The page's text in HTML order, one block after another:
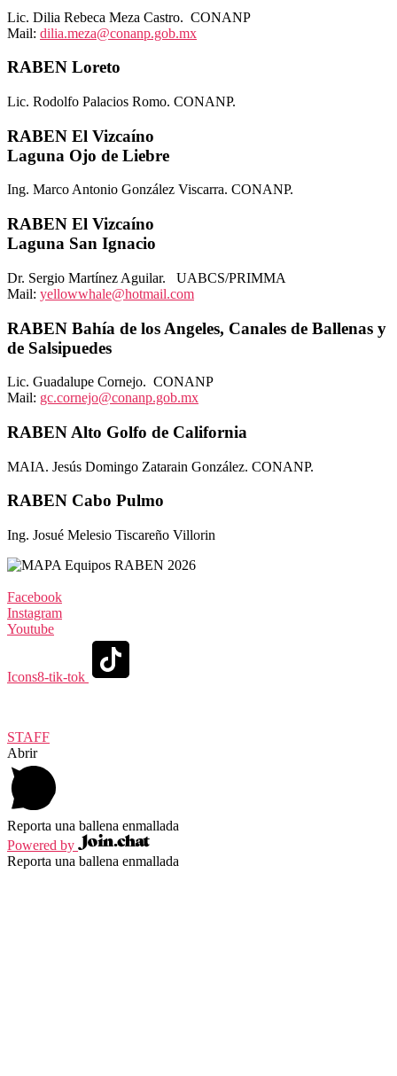
Lic. Dilia Rebeca Meza Castro. CONANP
Mail: dilia.meza@conanp.gob.mx
RABEN Loreto
Lic. Rodolfo Palacios Romo. CONANP.
RABEN El Vizcaíno
Laguna Ojo de Liebre
Ing. Marco Antonio González Viscarra. CONANP.
RABEN El Vizcaíno
Laguna San Ignacio
Dr. Sergio Martínez Aguilar. UABCS/PRIMMA
Mail: yellowwhale@hotmail.com
RABEN Bahía de los Angeles, Canales de Ballenas y
de Salsipuedes
Lic. Guadalupe Cornejo. CONANP
Mail: gc.cornejo@conanp.gob.mx
RABEN Alto Golfo de California
MAIA. Jesús Domingo Zatarain González. CONANP.
RABEN Cabo Pulmo
Ing. Josué Melesio Tiscareño Villorin
Facebook
Instagram
Youtube
Icons8-tik-tok
STAFF
Abrir
Reporta una ballena enmallada
Powered by
Reporta una ballena enmallada